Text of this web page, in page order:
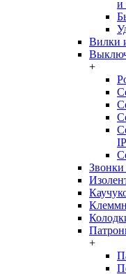
и
Вилки
+
Звонки
+